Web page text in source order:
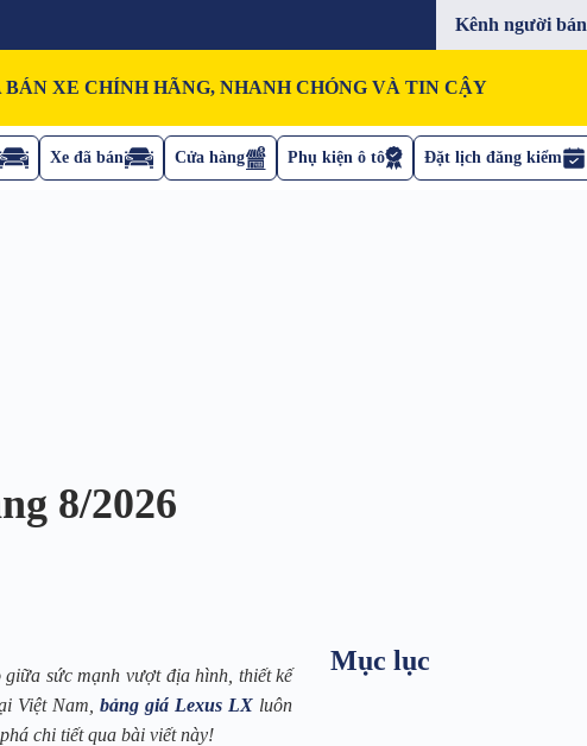
Kênh người bán
BÁN XE CHÍNH HÃNG, NHANH CHÓNG VÀ TIN CẬY
Xe đã bán Cửa hàng Phụ kiện ô tô Đặt lịch đăng kiểm
8/2026
sức mạnh vượt địa hình, thiết kế
Việt Nam, bảng giá Lexus LX luôn
chi tiết qua bài viết này!
Mục lục